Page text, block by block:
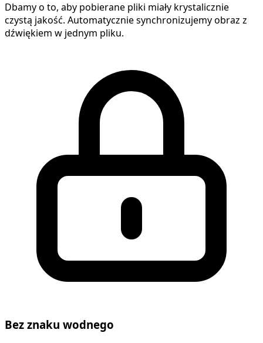
Dbamy o to, aby pobierane pliki miały krystalicznie
czystą jakość. Automatycznie synchronizujemy obraz z
dźwiękiem w jednym pliku.
Bez znaku wodnego